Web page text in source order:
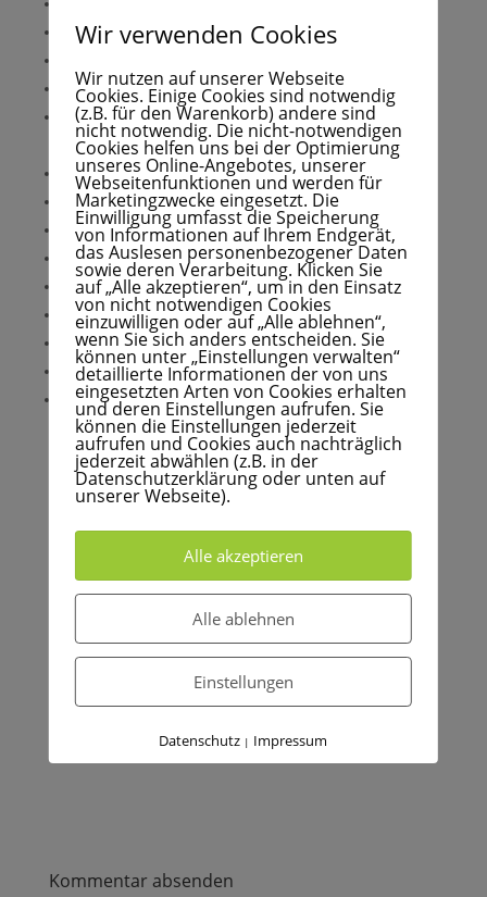
Bindung
Kommunikation
Die ganzheitliche bzw. holistische Betrachtung der Geburt:
physiologisches Grundwissen, Anatomie
Der Atem: Auszüge aus der Atemtherapie: Anwendung und Wirkung
Das Wochenbett
Die Ausarbeitung eines Geburtsberichtes
Die Rolle des Vaters / des Geburtsbegleiters
Die stille Geburt
Stillen / Ernährung von Säuglingen
Rückbildung
Erste Hilfe
u.v.m.
Die Babycoachakademie bereitet dich auf die
Arbeit als Doula vor!
Arbeit als Doula vorbereiten. Zudem ist die Ausbildung in übersichtlichen
Gerne kannst Du dich bei uns melden, wenn du Fragen rund um die
Informationen findest Du unter dem Menüpunkt „FAQ & Anmeldung“ sowie
info@babycoachakademie.deoder per Anruf unter der
Nummer: 0049 – 2581 – 529 80 30.
Kommentar absenden
Wir verwenden Cookies
Wir nutzen auf unserer Webseite
Cookies. Einige Cookies sind notwendig
(z.B. für den Warenkorb) andere sind
nicht notwendig. Die nicht-notwendigen
Cookies helfen uns bei der Optimierung
unseres Online-Angebotes, unserer
Webseitenfunktionen und werden für
Marketingzwecke eingesetzt. Die
Einwilligung umfasst die Speicherung
von Informationen auf Ihrem Endgerät,
das Auslesen personenbezogener Daten
sowie deren Verarbeitung. Klicken Sie
auf „Alle akzeptieren“, um in den Einsatz
von nicht notwendigen Cookies
einzuwilligen oder auf „Alle ablehnen“,
wenn Sie sich anders entscheiden. Sie
können unter „Einstellungen verwalten“
detaillierte Informationen der von uns
eingesetzten Arten von Cookies erhalten
und deren Einstellungen aufrufen. Sie
können die Einstellungen jederzeit
aufrufen und Cookies auch nachträglich
jederzeit abwählen (z.B. in der
Datenschutzerklärung oder unten auf
unserer Webseite).
Alle akzeptieren
Alle ablehnen
Einstellungen
Datenschutz | Impressum